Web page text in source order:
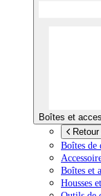
Boîtes et
Boîtes de
Boîtes et
Housses